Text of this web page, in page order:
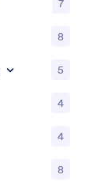
7
8
5
4
4
8